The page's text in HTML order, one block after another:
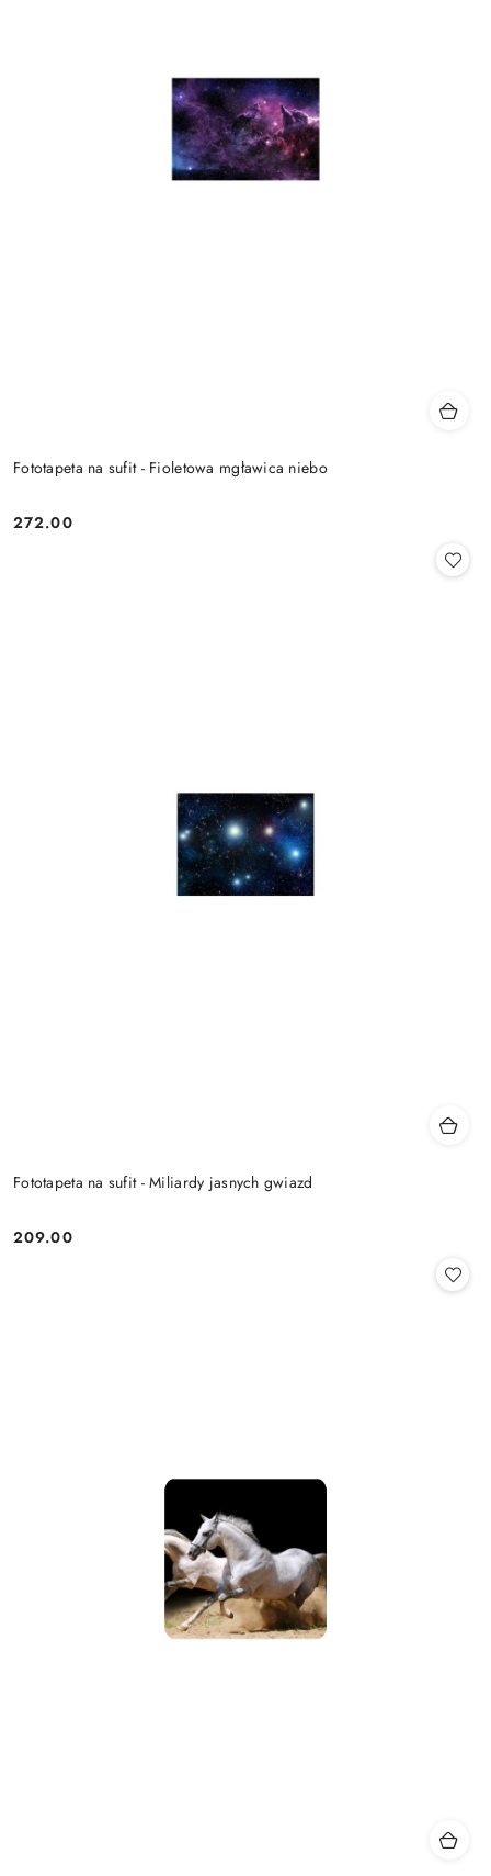
Fototapeta na sufit - Fioletowa mgławica niebo
Cena:
272.00
Fototapeta na sufit - Miliardy jasnych gwiazd
Cena:
209.00